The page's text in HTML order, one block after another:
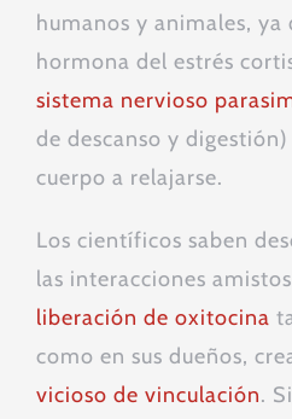
humanos y animales, ya
hormona del estrés
sistema nervioso
de descanso y
cuerpo a relajarse.
Los científicos saben
las interacciones
liberación de oxitocina
como en sus dueños,
vicioso de vinculación.